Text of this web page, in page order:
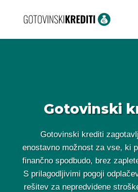
Gotovinski
Gotovinski krediti
enostavno možnost za vse, ki
finančno spodbudo, brez
S prilagodljivimi pogoji
rešitev za nepredvidene